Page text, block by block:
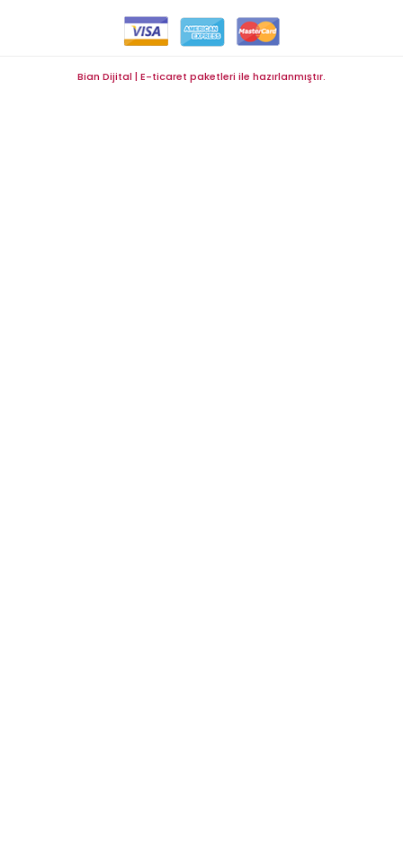
Bian Dijital | E-ticaret paketleri ile hazırlanmıştır.